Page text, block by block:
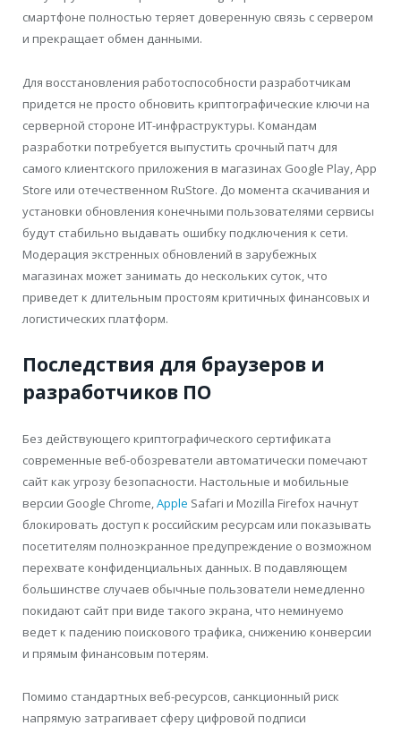
смартфоне полностью теряет доверенную связь с сервером
и прекращает обмен данными.
Для восстановления работоспособности разработчикам
придется не просто обновить криптографические ключи на
серверной стороне ИТ-инфраструктуры. Командам
разработки потребуется выпустить срочный патч для
самого клиентского приложения в магазинах Google Play, App
Store или отечественном RuStore. До момента скачивания и
установки обновления конечными пользователями сервисы
будут стабильно выдавать ошибку подключения к сети.
Модерация экстренных обновлений в зарубежных
магазинах может занимать до нескольких суток, что
приведет к длительным простоям критичных финансовых и
логистических платформ.
Последствия для браузеров и
разработчиков ПО
Без действующего криптографического сертификата
современные веб-обозреватели автоматически помечают
сайт как угрозу безопасности. Настольные и мобильные
версии Google Chrome,Apple Safari и Mozilla Firefox начнут
блокировать доступ к российским ресурсам или показывать
посетителям полноэкранное предупреждение о возможном
перехвате конфиденциальных данных. В подавляющем
большинстве случаев обычные пользователи немедленно
покидают сайт при виде такого экрана, что неминуемо
ведет к падению поискового трафика, снижению конверсии
и прямым финансовым потерям.
Помимо стандартных веб-ресурсов, санкционный риск
напрямую затрагивает сферу цифровой подписи